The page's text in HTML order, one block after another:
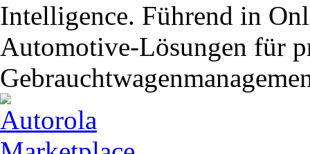
Intelligence. Führend in
Automotive-Lösungen für